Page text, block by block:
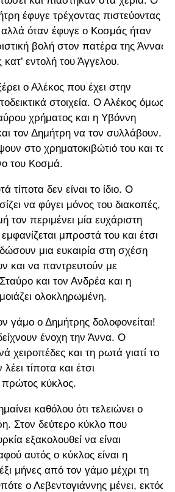
έφυγε τρέχοντας πιστεύοντας
όταν έφυγε ο Κοσμάς ήταν
βολή στον πατέρα της Άννας
εντολή του Άγγελου.
ο Αλέκος που έχει στην
στοιχεία. Ο Αλέκος όμως
χρήματος και η Υβόννη
τον Δημήτρη να τον συλλάβουν.
στο χρηματοκιβώτιό του και το
του Κοσμά.
τίποτα δεν είναι το ίδιο. Ο
να φύγει μόνος του διακοπές,
τον περιμένει μία ευχάριστη
μπροστά του και έτσι
μια ευκαιρία στη σχέση
και να παντρευτούν με
και τον Ανδρέα και η
ολοκληρωμένη.
γάμο ο Δημήτρης δολοφονείται!
ένοχη την Άννα. Ο
χειροπέδες και τη ρωτά γιατί το
τίποτα και έτσι
κύκλος.
καθόλου ότι τελειώνει ο
Στον δεύτερο κύκλο που
εξακολουθεί να είναι
αυτός ο κύκλος είναι η
μήνες από τον γάμο μέχρι τη
ο Λεβεντογιάννης μένει, εκτός